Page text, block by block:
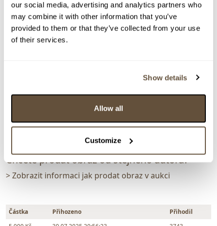
our social media, advertising and analytics partners who
may combine it with other information that you’ve
provided to them or that they’ve collected from your use
of their services.
Show details
Allow all
Customize
> zpět na aukční výsledky
VYDRAŽENO POSOUZENO ZNALCEM DOPORUČUJEME
Richard Fremund
3 000 Kč
vydraženo za:
5 000 Kč
Chcete prodat obraz od stejného autora?
> Zobrazit informaci jak prodat obraz v aukci
Částka Přihozeno
Přihodil